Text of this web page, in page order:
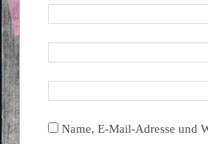
Name, E-Mail-Adresse und